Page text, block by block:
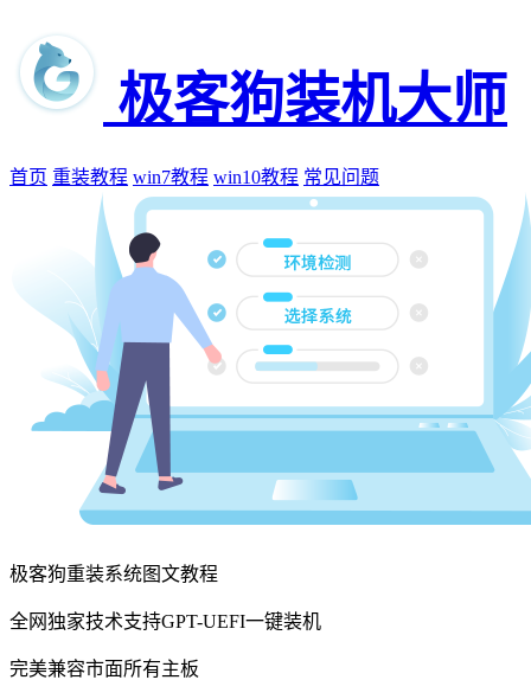
极客狗装机大师
首页 重装教程 win7教程 win10教程 常见问题
极客狗重装系统图文教程
全网独家技术支持GPT-UEFI一键装机
完美兼容市面所有主板